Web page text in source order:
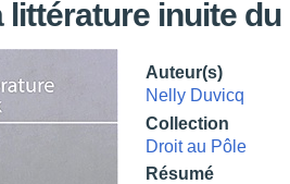
littérature inuite
Auteur(s)
Nelly Duvicq
Collection
Droit au Pôle
Résumé